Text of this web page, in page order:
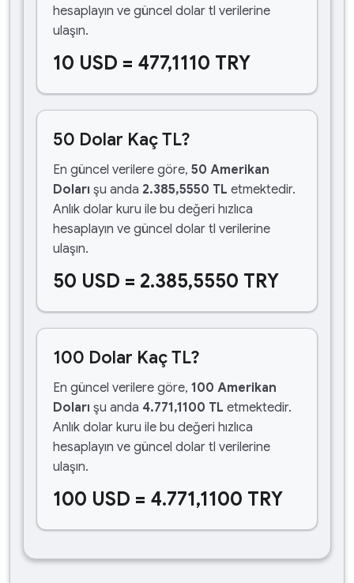
hesaplayın ve güncel dolar tl verilerine
ulaşın.
10 USD = 477,1110 TRY
50 Dolar Kaç TL?
En güncel verilere göre, 50 Amerikan
Doları şu anda 2.385,5550 TL etmektedir.
Anlık dolar kuru ile bu değeri hızlıca
hesaplayın ve güncel dolar tl verilerine
ulaşın.
50 USD = 2.385,5550 TRY
100 Dolar Kaç TL?
En güncel verilere göre, 100 Amerikan
Doları şu anda 4.771,1100 TL etmektedir.
Anlık dolar kuru ile bu değeri hızlıca
hesaplayın ve güncel dolar tl verilerine
ulaşın.
100 USD = 4.771,1100 TRY